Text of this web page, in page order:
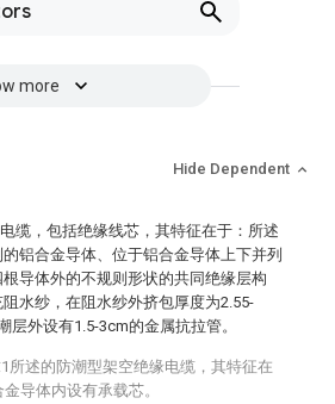
more
Hide Dependent
缆，包括绝缘线芯，其特征在于：所述
铝合金导体、位于铝合金导体上下并列
导体外的不规则形状的共同绝缘层构
水纱，在阻水纱外挤包厚度为2.55-
层外设有1.5-3cm的金属抗拉管。
所述的防潮型架空绝缘电缆，其特征在
导体内设有承载芯。